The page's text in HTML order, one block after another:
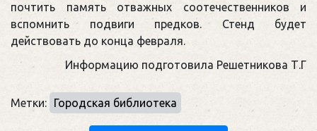
почтить память отважных соотечественников и
вспомнить подвиги предков. Стенд будет
действовать до конца февраля.
Информацию подготовила Решетникова Т.Г
Метки: Городская библиотека